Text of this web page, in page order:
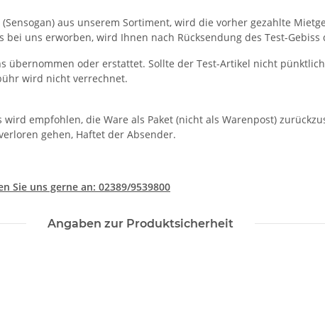
aus unserem Sortiment, wird die vorher gezahlte
bei uns erworben, wird Ihnen nach Rücksendung des Test-
übernommen oder erstattet. Sollte der Test-Artikel nicht
wird nicht verrechnet.
empfohlen, die Ware als Paket (nicht als Warenpost)
gehen, Haftet der Absender.
Sie uns gerne an: 02389/9539800
Angaben zur Produktsicherheit